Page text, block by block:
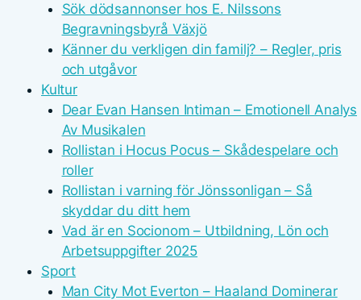
Sök dödsannonser hos E. Nilssons
Begravningsbyrå Växjö
Känner du verkligen din familj? – Regler, pris
och utgåvor
Kultur
Dear Evan Hansen Intiman – Emotionell Analys
Av Musikalen
Rollistan i Hocus Pocus – Skådespelare och
roller
Rollistan i varning för Jönssonligan – Så
skyddar du ditt hem
Vad är en Socionom – Utbildning, Lön och
Arbetsuppgifter 2025
Sport
Man City Mot Everton – Haaland Dominerar